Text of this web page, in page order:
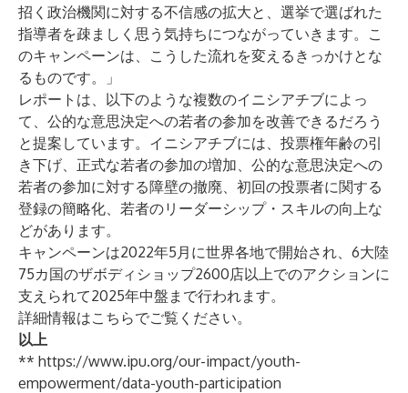
招く政治機関に対する不信感の拡大と、選挙で選ばれた
指導者を疎ましく思う気持ちにつながっていきます。こ
のキャンペーンは、こうした流れを変えるきっかけとな
るものです。」
レポートは、以下のような複数のイニシアチブによっ
て、公的な意思決定への若者の参加を改善できるだろう
と提案しています。イニシアチブには、投票権年齢の引
き下げ、正式な若者の参加の増加、公的な意思決定への
若者の参加に対する障壁の撤廃、初回の投票者に関する
登録の簡略化、若者のリーダーシップ・スキルの向上な
どがあります。
キャンペーンは2022年5月に世界各地で開始され、6大陸
75カ国のザボディショップ2600店以上でのアクションに
支えられて2025年中盤まで行われます。
詳細情報はこちらでご覧ください。
以上
** https://www.ipu.org/our-impact/youth-
empowerment/data-youth-participation